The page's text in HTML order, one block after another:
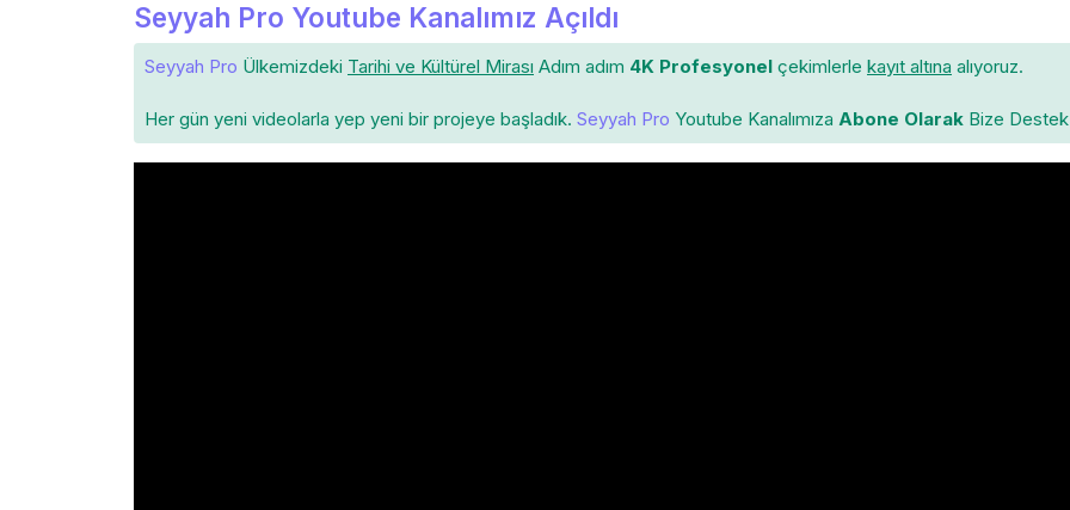
Seyyah Pro Youtube Kanalımız Açıldı
Seyyah Pro Ülkemizdeki Tarihi ve Kültürel Mirası Adım adım 4K Profesyonel çekimlerle kayıt altına alıyoruz.
Her gün yeni videolarla yep yeni bir projeye başladık. Seyyah Pro Youtube Kanalımıza Abone Olarak Bize Destek